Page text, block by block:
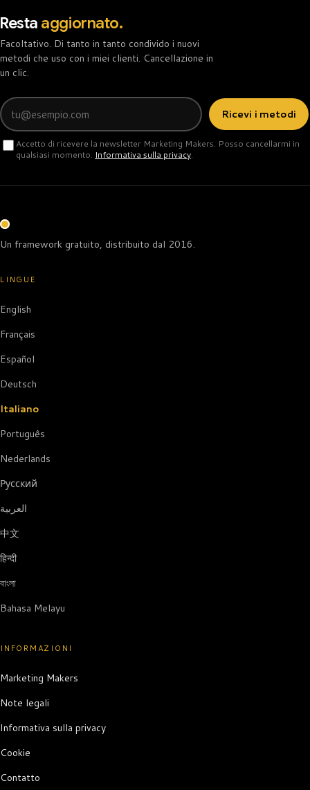
Resta aggiornato.
Facoltativo. Di tanto in tanto condivido i nuovi
metodi che uso con i miei clienti. Cancellazione in
un clic.
Email
Ricevi i metodi
Accetto di ricevere la newsletter Marketing Makers. Posso cancellarmi in
qualsiasi momento. Informativa sulla privacy.
Un framework gratuito, distribuito dal 2016.
LINGUE
English
Français
Español
Deutsch
Italiano
Português
Nederlands
Русский
العربية
中文
हिन्दी
বাংলা
Bahasa Melayu
INFORMAZIONI
Marketing Makers
Note legali
Informativa sulla privacy
Cookie
Contatto